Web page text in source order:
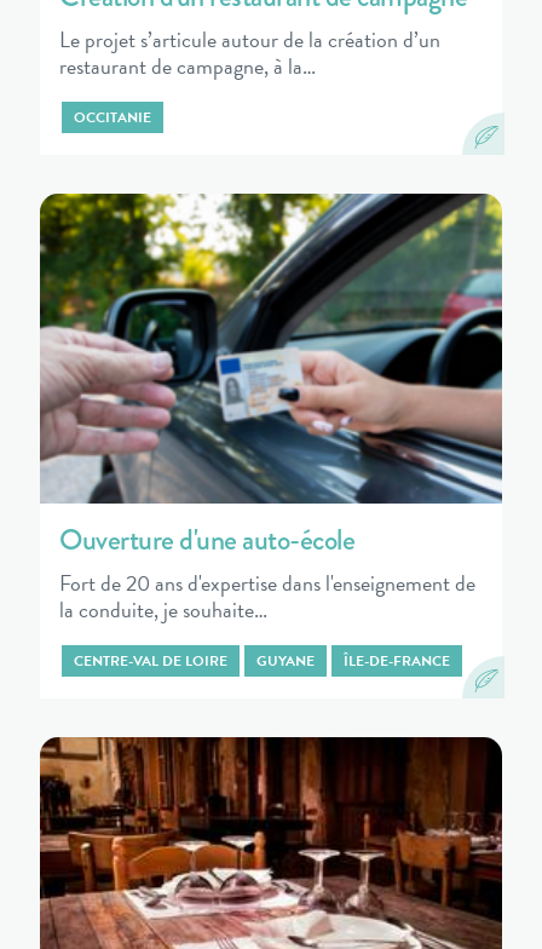
Le projet s’articule autour de la création d’un
restaurant de campagne, à la…
OCCITANIE
Ouverture d'une auto-école
Fort de 20 ans d'expertise dans l'enseignement de
la conduite, je souhaite…
CENTRE-VAL DE LOIRE GUYANE ÎLE-DE-FRANCE